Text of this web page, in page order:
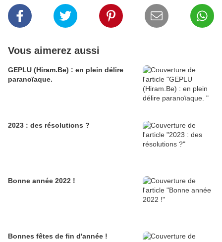
Vous aimerez aussi
GEPLU (Hiram.Be) : en plein délire
paranoïaque.
2023 : des résolutions ?
Bonne année 2022 !
Bonnes fêtes de fin d'année !